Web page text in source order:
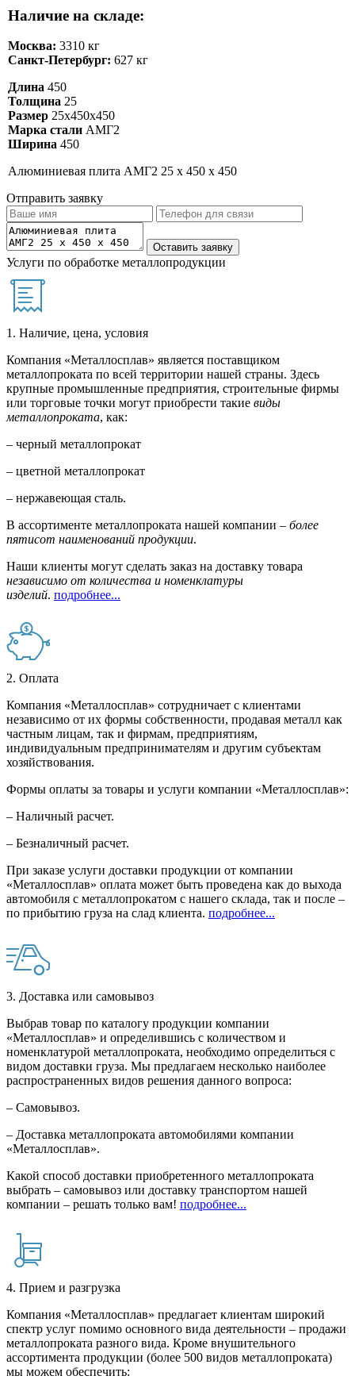
Наличие на складе:
Москва: 3310 кг
Санкт-Петербург: 627 кг
Длина 450
Толщина 25
Размер 25х450х450
Марка стали АМГ2
Ширина 450
Алюминиевая плита АМГ2 25 х 450 х 450
Отправить заявку
Услуги по обработке металлопродукции
1. Наличие, цена, условия
Компания «Металлосплав» является поставщиком
металлопроката по всей территории нашей страны. Здесь
крупные промышленные предприятия, строительные фирмы
или торговые точки могут приобрести такие виды
металлопроката, как:
– черный металлопрокат
– цветной металлопрокат
– нержавеющая сталь.
В ассортименте металлопроката нашей компании – более
пятисот наименований продукции.
Наши клиенты могут сделать заказ на доставку товара
независимо от количества и номенклатуры
изделий. подробнее...
2. Оплата
Компания «Металлосплав» сотрудничает с клиентами
независимо от их формы собственности, продавая металл как
частным лицам, так и фирмам, предприятиям,
индивидуальным предпринимателям и другим субъектам
хозяйствования.
Формы оплаты за товары и услуги компании «Металлосплав»:
– Наличный расчет.
– Безналичный расчет.
При заказе услуги доставки продукции от компании
«Металлосплав» оплата может быть проведена как до выхода
автомобиля с металлопрокатом с нашего склада, так и после –
по прибытию груза на слад клиента. подробнее...
3. Доставка или самовывоз
Выбрав товар по каталогу продукции компании
«Металлосплав» и определившись с количеством и
номенклатурой металлопроката, необходимо определиться с
видом доставки груза. Мы предлагаем несколько наиболее
распространенных видов решения данного вопроса:
– Самовывоз.
– Доставка металлопроката автомобилями компании
«Металлосплав».
Какой способ доставки приобретенного металлопроката
выбрать – самовывоз или доставку транспортом нашей
компании – решать только вам! подробнее...
4. Прием и разгрузка
Компания «Металлосплав» предлагает клиентам широкий
спектр услуг помимо основного вида деятельности – продажи
металлопроката разного вида. Кроме внушительного
ассортимента продукции (более 500 видов металлопроката)
мы можем обеспечить: